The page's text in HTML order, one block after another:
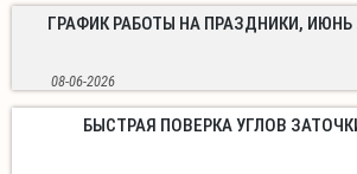
ГРАФИК РАБОТЫ НА ПРАЗДНИКИ, ИЮНЬ
08-06-2026
БЫСТРАЯ ПОВЕРКА УГЛОВ